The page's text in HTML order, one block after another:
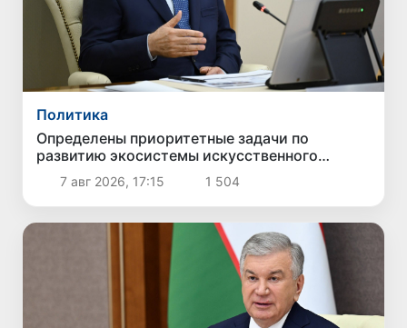
Политика
Определены приоритетные задачи по
развитию экосистемы искусственного
интеллекта
7 авг 2026, 17:15 1 504